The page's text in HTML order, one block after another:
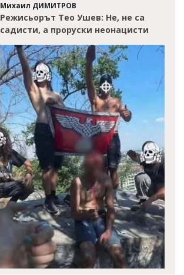
Михаил ДИМИТРОВ
Режисьорът Тео Ушев: Не, не са
садисти, а проруски неонацисти